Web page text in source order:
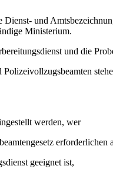
und
Ministerium.
und die
werden, wer
geeignet ist,